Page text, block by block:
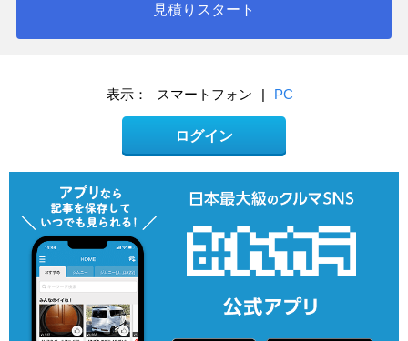
見積りスタート
表示： スマートフォン | PC
ログイン